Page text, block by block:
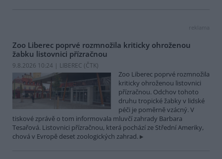
reklama
Zoo Liberec poprvé rozmnožila kriticky ohroženou
žabku listovnici přízračnou
9.8.2026 10:24 | LIBEREC (ČTK)
Zoo Liberec poprvé rozmnožila
kriticky ohroženou listovnici
přízračnou. Odchov tohoto
druhu tropické žabky v lidské
péči je poměrně vzácný. V
tiskové zprávě o tom informovala mluvčí zahrady Barbara
Tesařová. Listovnici přízračnou, která pochází ze Střední Ameriky,
chová v Evropě deset zoologických zahrad.